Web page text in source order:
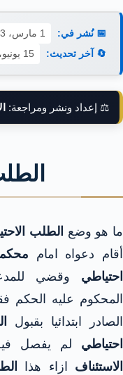
📅 نُشر في:
1 مارس، 2023
🔄 آخر تحديث:
15 يونيو، 2026
⚖️ إعداد ونشر ومراجعة:
ما هو وضع الطلب
أقام دعواه امام
احتياطي وقضي
المحكوم عليه الحكم
الصادر ابتدائيا بقبول
احتياطي لم يفصل
الاستئناف ازاء هذا